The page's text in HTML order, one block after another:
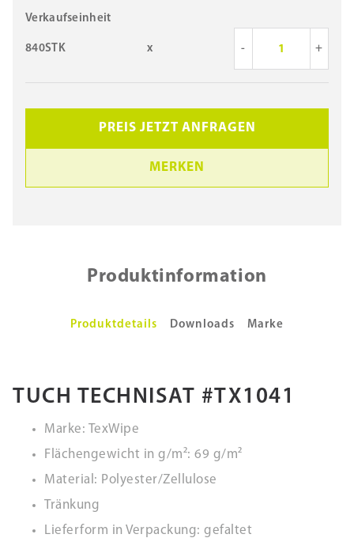
Verkaufseinheit
840STK x - +
PREIS JETZT ANFRAGEN
MERKEN
Produktinformation
Produktdetails Downloads Marke
TUCH TECHNISAT #TX1041
Marke: TexWipe
Flächengewicht in g/m²: 69 g/m²
Material: Polyester/Zellulose
Tränkung
Lieferform in Verpackung: gefaltet